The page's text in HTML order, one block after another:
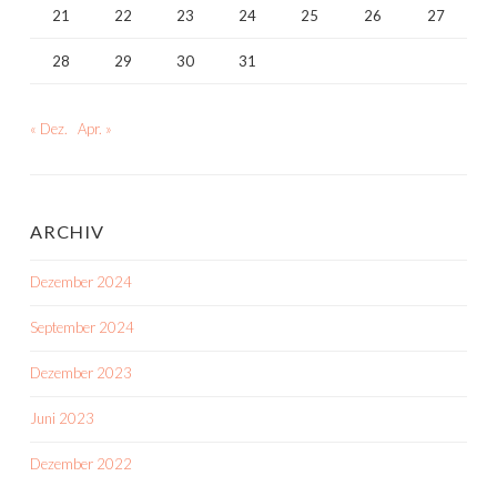
21 22 23 24 25 26 27
28 29 30 31
« Dez. Apr. »
ARCHIV
Dezember 2024
September 2024
Dezember 2023
Juni 2023
Dezember 2022